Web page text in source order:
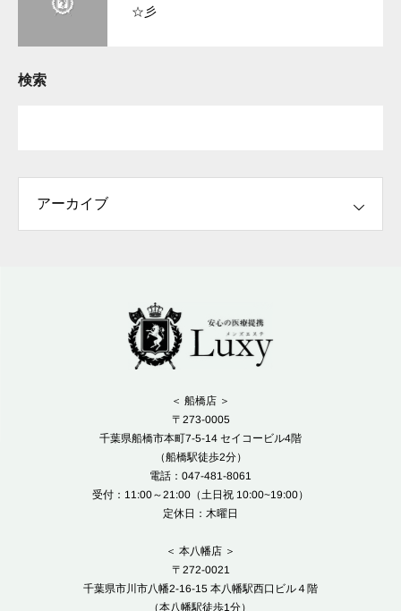
☆彡
検索
＜ 船橋店 ＞
〒273-0005
千葉県船橋市本町7-5-14 セイコービル4階
（船橋駅徒歩2分）
電話：047-481-8061
受付：11:00～21:00（土日祝 10:00~19:00）
定休日：木曜日
＜ 本八幡店 ＞
〒272-0021
千葉県市川市八幡2-16-15 本八幡駅西口ビル４階
（本八幡駅徒歩1分）